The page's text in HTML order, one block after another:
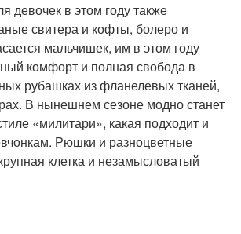
девочек в этом году также
свитера и кофты, болеро и
мальчишек, им в этом году
комфорт и полная свобода в
рубашках из фланелевых тканей,
В нынешнем сезоне модно станет
«милитари», какая подходит и
Рюшки и разноцветные
клетка и незамысловатый